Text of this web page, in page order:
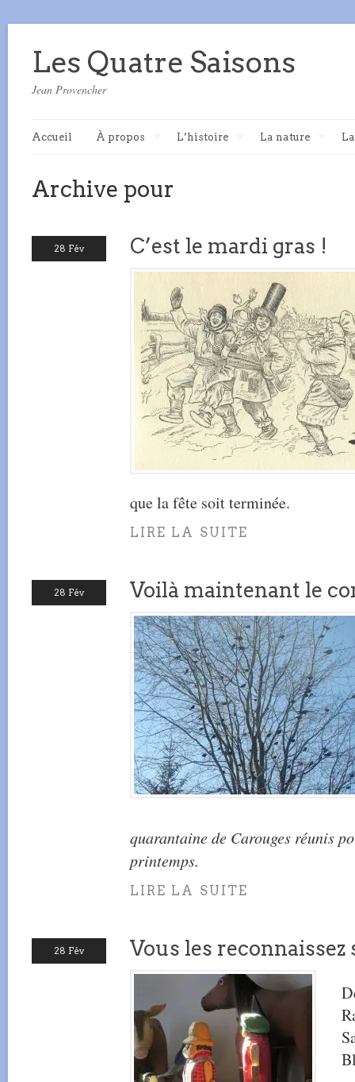
Les Quatre Saisons
Jean Provencher
Accueil À propos L’histoire La nature
Archive pour
28 Fév C’est le mardi gras !
que la fête soit terminée.
LIRE LA SUITE
28 Fév Voilà maintenant le
quarantaine de Carouges réunis
printemps.
LIRE LA SUITE
28 Fév Vous les reconnaissez